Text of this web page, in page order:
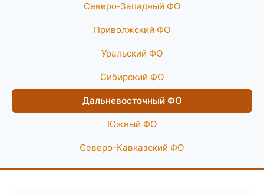
Северо-Западный ФО
Приволжский ФО
Уральский ФО
Сибирский ФО
Дальневосточный ФО
Южный ФО
Северо-Кавказский ФО